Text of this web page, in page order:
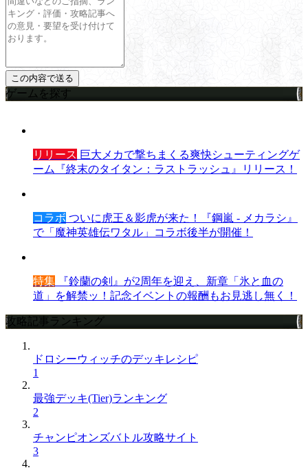
ゲームを探す
リリース 巨大メカで撃ちまくる爽快シューティングゲ
ーム『終末のタイタン：ラストラッシュ』リリース！
コラボ ついに虎王＆影虎が来た！『鋼嵐 - メカラシ』
で「魔神英雄伝ワタル」コラボ後半が開催！
特集 『鈴蘭の剣』が2周年を迎え、新章「氷と血の
道」を解禁ッ！記念イベントの報酬もお見逃し無く！
攻略記事ランキング
ドロシーウィッチのデッキレシピ
1
最強デッキ(Tier)ランキング
2
チャンピオンズバトル攻略サイト
3